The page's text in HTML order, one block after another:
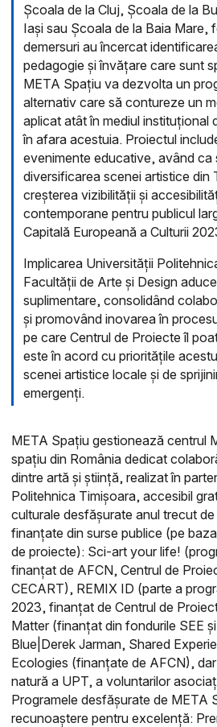
Școala de la Cluj, Școala de la
Iași sau Școala de la Baia Mare,
demersuri au încercat
pedagogie și învățare care sunt
META Spațiu va dezvolta un
alternativ care să contureze un
aplicat atât în mediul instituțional
în afara acestuia. Proiectul
evenimente educative, având
diversificarea scenei artistice din
creșterea vizibilității și
contemporane pentru publicul
Capitală Europeană a Culturii
Implicarea Universității
Facultății de Arte și Design
suplimentare, consolidând
și promovând inovarea în
pe care Centrul de Proiecte îl
este în acord cu prioritățile
scenei artistice locale și de
emergenți.
META Spațiu gestionează centrul
spațiu din România dedicat
dintre artă și știință, realizat în
Politehnica Timișoara, accesibil
culturale desfășurate anul trecut
finanțate din surse publice (pe
de proiecte): Sci-art your life!
finanțat de AFCN, Centrul de
CECART), REMIX ID (parte a
2023, finanțat de Centrul de
Matter (finanțat din fondurile SEE
Blue|Derek Jarman, Shared
Ecologies (finanțate de AFCN),
natură a UPT, a voluntarilor
Programele desfășurate de META
recunoaștere pentru excelență: